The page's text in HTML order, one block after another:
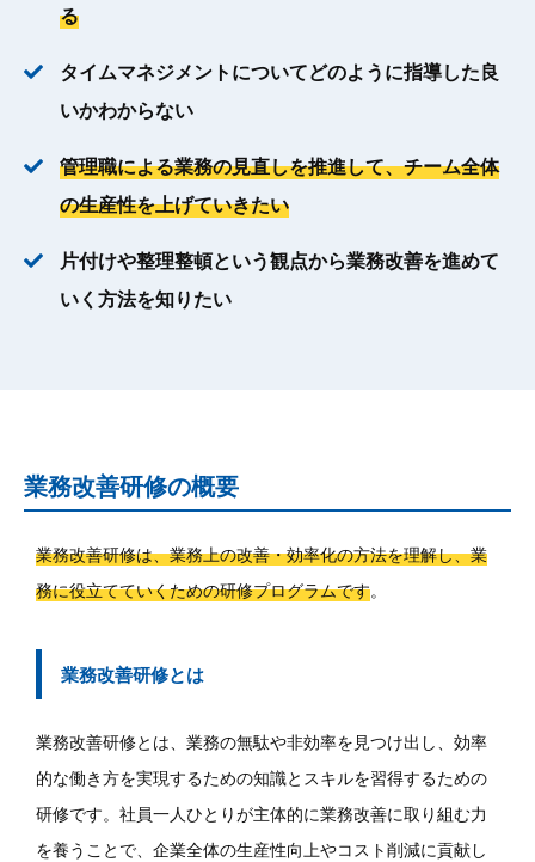
る
タイムマネジメントについてどのように指導した良
いかわからない
管理職による業務の見直しを推進して、チーム全体
の生産性を上げていきたい
片付けや整理整頓という観点から業務改善を進めて
いく方法を知りたい
業務改善研修の概要
業務改善研修は、業務上の改善・効率化の方法を理解し、業
務に役立てていくための研修プログラムです。
業務改善研修とは
業務改善研修とは、業務の無駄や非効率を見つけ出し、効率
的な働き方を実現するための知識とスキルを習得するための
研修です。社員一人ひとりが主体的に業務改善に取り組む力
を養うことで、企業全体の生産性向上やコスト削減に貢献し